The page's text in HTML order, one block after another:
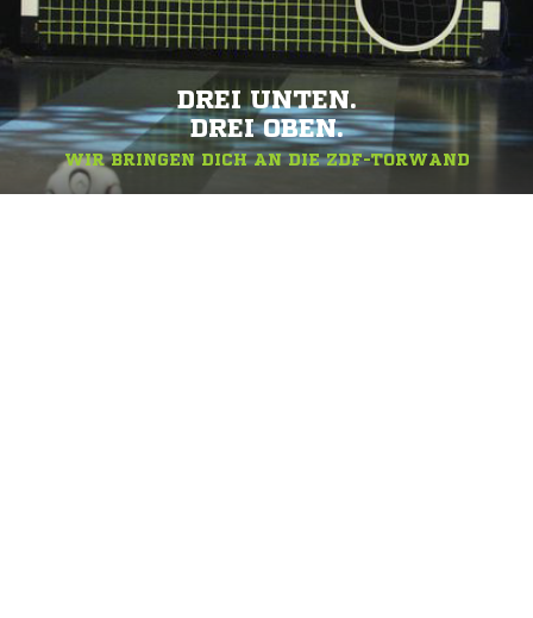
DREI UNTEN.
DREI OBEN.
WIR BRINGEN DICH AN DIE ZDF-TORWAND